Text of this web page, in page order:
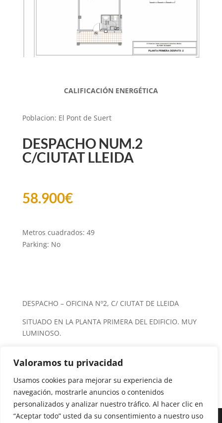
Valoramos tu privacidad
Usamos cookies para mejorar su experiencia de
navegación, mostrarle anuncios o contenidos
personalizados y analizar nuestro tráfico. Al hacer clic en
“Aceptar todo” usted da su consentimiento a nuestro uso
CALIFICACIÓN ENERGÉTICA
Poblacion: El Pont de Suert
DESPACHO NUM.2
C/CIUTAT LLEIDA
58.900€
Metros cuadrados: 49
Parking: No
DESPACHO – OFICINA Nº2, C/ CIUTAT DE LLEIDA
SITUADO EN LA PLANTA PRIMERA DEL EDIFICIO. MUY
LUMINOSO.
dispone de ascensor comunitario)